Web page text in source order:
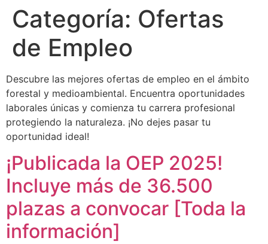
Categoría: Ofertas
de Empleo
Descubre las mejores ofertas de empleo en el ámbito
forestal y medioambiental. Encuentra oportunidades
laborales únicas y comienza tu carrera profesional
protegiendo la naturaleza. ¡No dejes pasar tu
oportunidad ideal!
¡Publicada la OEP 2025!
Incluye más de 36.500
plazas a convocar [Toda la
información]